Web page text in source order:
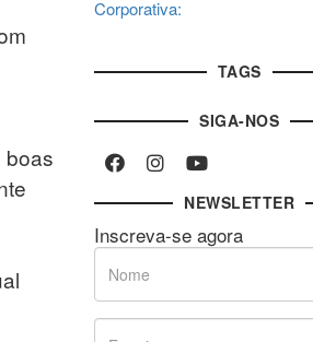
boas
Corporativa:
TAGS
SIGA-NOS
NEWSLETTER
Inscreva-se agora